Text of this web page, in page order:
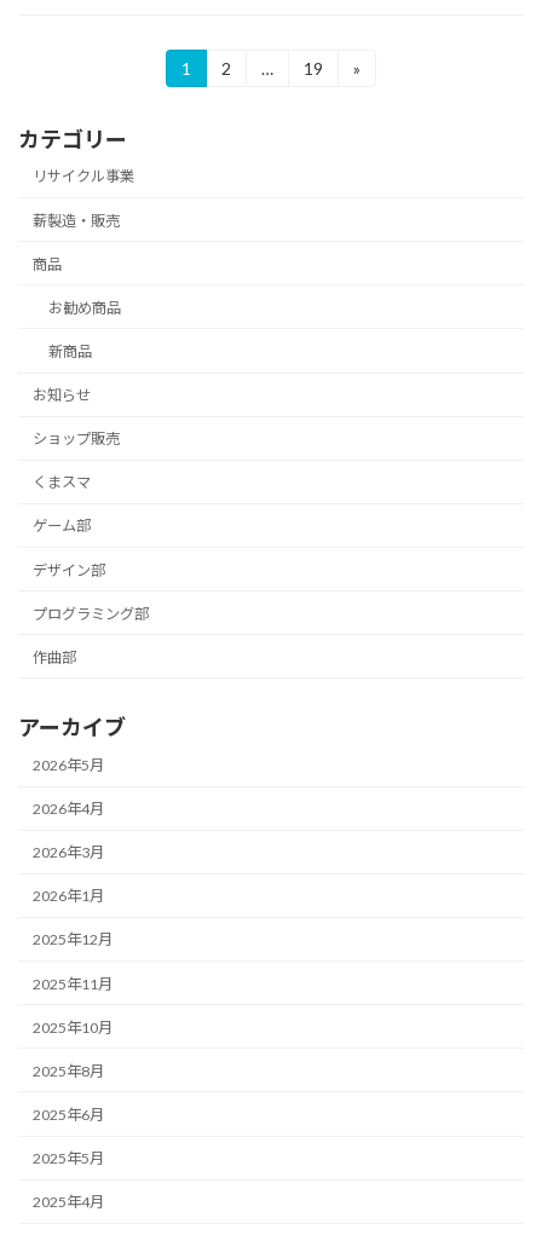
の
ペ
ー
ジ
固
定
1
固
2 …
固
19 »
カテゴリー
リサイクル事業
薪製造・販売
商品
お勧め商品
新商品
お知らせ
ショップ販売
くまスマ
ゲーム部
デザイン部
プログラミング部
作曲部
アーカイブ
2026年5月
2026年4月
2026年3月
2026年1月
2025年12月
2025年11月
2025年10月
2025年8月
2025年6月
2025年5月
2025年4月